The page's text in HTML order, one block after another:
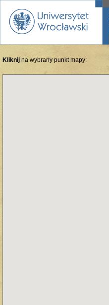
Kliknij na wybrany punkt mapy: